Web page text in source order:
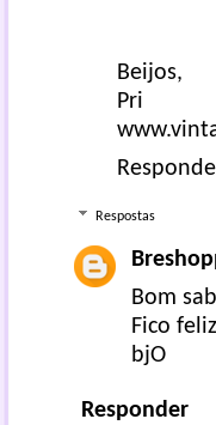
Beijos,
Pri
Respostas
Bom
Fico
bjO
Responder